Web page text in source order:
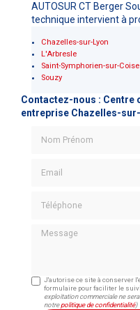
AUTOSUR CT Berger
technique intervient à
Chazelles-sur-Lyon
L'Arbresle
Saint-Symphorien-sur-Coise
Souzy
Contactez-nous :
entreprise Chazelles-
Message
J'autorise ce site à conserver
formulaire pour faciliter le
exploitation commerciale ne
notrepolitique de confidentialité)